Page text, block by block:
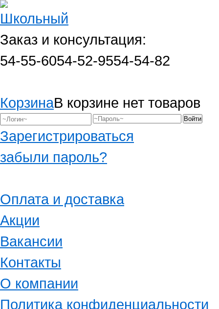
Заказ и консультация:
54-55-6054-52-9554-54-82
КорзинаВ корзине нет товаров
Зарегистрироваться
забыли пароль?
Оплата и доставка
Акции
Вакансии
Контакты
О компании
Политика конфиденциальности